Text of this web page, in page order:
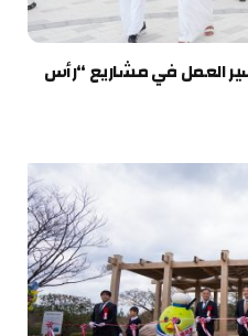
العمل في مشاريع “رأس